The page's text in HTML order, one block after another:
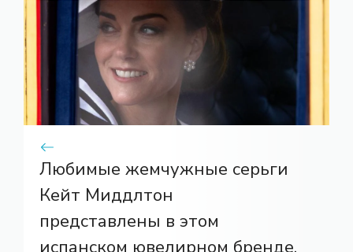
Любимые жемчужные серьги
Кейт Миддлтон
представлены в этом